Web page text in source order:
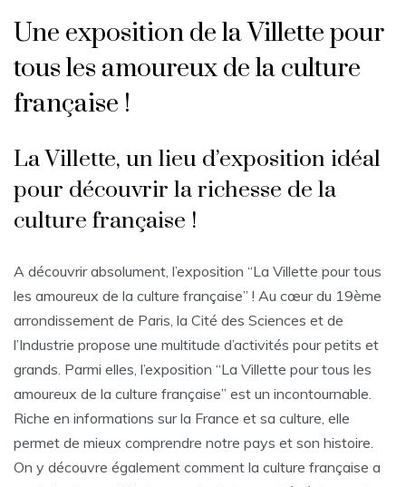
Une exposition de la Villette pour
tous les amoureux de la culture
française !
La Villette, un lieu d’exposition idéal
pour découvrir la richesse de la
culture française !
A découvrir absolument, l’exposition “La Villette pour tous
les amoureux de la culture française” ! Au cœur du 19ème
arrondissement de Paris, la Cité des Sciences et de
l’Industrie propose une multitude d’activités pour petits et
grands. Parmi elles, l’exposition “La Villette pour tous les
amoureux de la culture française” est un incontournable.
Riche en informations sur la France et sa culture, elle
permet de mieux comprendre notre pays et son histoire.
On y découvre également comment la culture française a